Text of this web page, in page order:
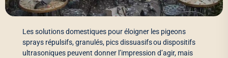
Les solutions domestiques pour éloigner les pigeons
sprays répulsifs, granulés, pics dissuasifs ou dispositifs
ultrasoniques peuvent donner l’impression d’agir, mais